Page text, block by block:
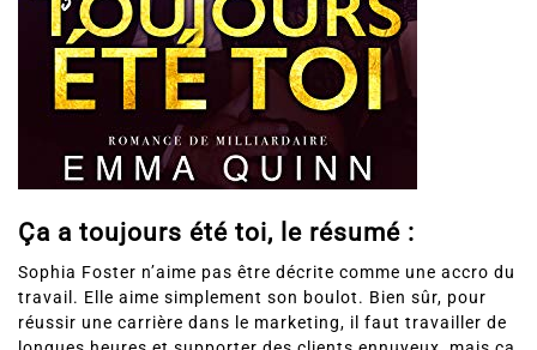
Ça a toujours été toi, le résumé :
Sophia Foster n’aime pas être décrite comme une accro du
travail. Elle aime simplement son boulot. Bien sûr, pour
réussir une carrière dans le marketing, il faut travailler de
longues heures et supporter des clients ennuyeux, mais ça